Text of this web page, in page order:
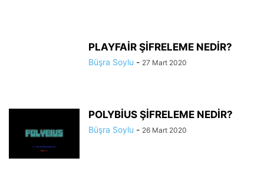
PLAYFAİR ŞİFRELEME NEDİR?
Büşra Soylu - 27 Mart 2020
POLYBİUS ŞİFRELEME NEDİR?
Büşra Soylu - 26 Mart 2020